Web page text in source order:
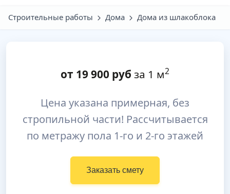
Строительные работы Дома Дома из шлакоблока
от 19 900 руб за 1 м2
Цена указана примерная, без
стропильной части! Рассчитывается
по метражу пола 1-го и 2-го этажей
Заказать смету